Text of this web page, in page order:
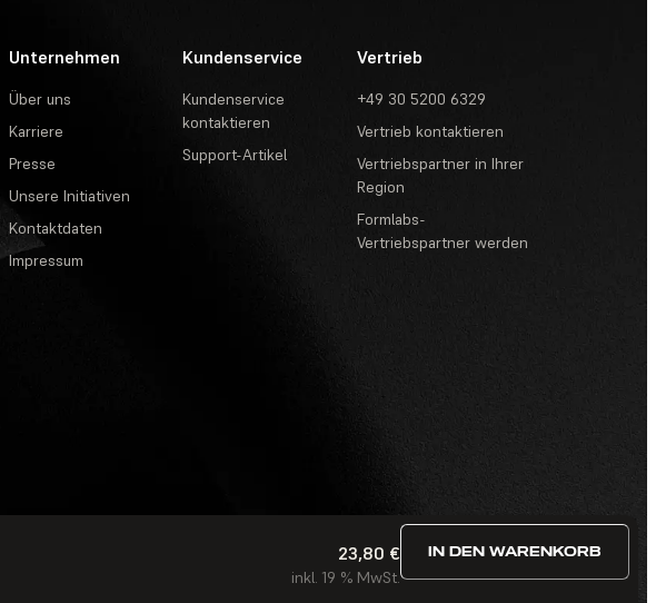
23,80 €
inkl. 19 % MwSt.
IN DEN WARENKORB
Unternehmen
Über uns
Karriere
Presse
Unsere Initiativen
Kontaktdaten
Impressum
Kundenservice
Kundenservice
kontaktieren
Support-Artikel
Vertrieb
+49 30 5200 6329
Vertrieb kontaktieren
Vertriebspartner in Ihrer
Region
Formlabs-
Vertriebspartner werden
Wettbewerbe und Gewinnspiele